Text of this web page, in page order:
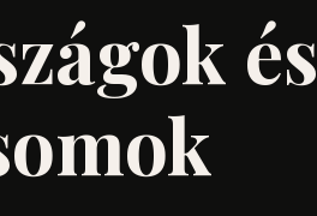
és